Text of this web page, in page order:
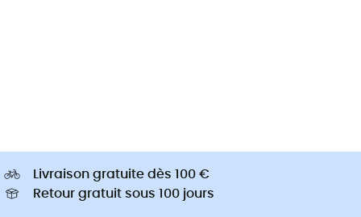
Livraison gratuite dès 100 €
Retour gratuit sous 100 jours